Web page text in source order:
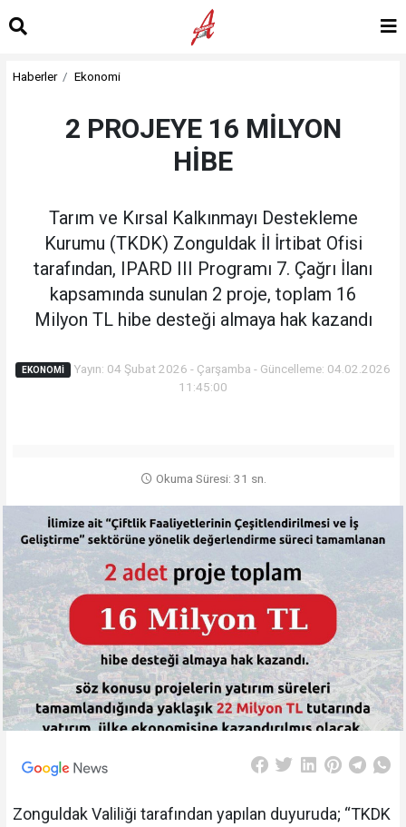
Haberler Ekonomi
2 PROJEYE 16 MİLYON
HİBE
Tarım ve Kırsal Kalkınmayı Destekleme
Kurumu (TKDK) Zonguldak İl İrtibat Ofisi
tarafından, IPARD III Programı 7. Çağrı İlanı
kapsamında sunulan 2 proje, toplam 16
Milyon TL hibe desteği almaya hak kazandı
EKONOMI Yayın: 04 Şubat 2026 - Çarşamba - Güncelleme: 04.02.2026
11:45:00
Okuma Süresi: 31 sn.
Zonguldak Valiliği tarafından yapılan duyuruda; “TKDK